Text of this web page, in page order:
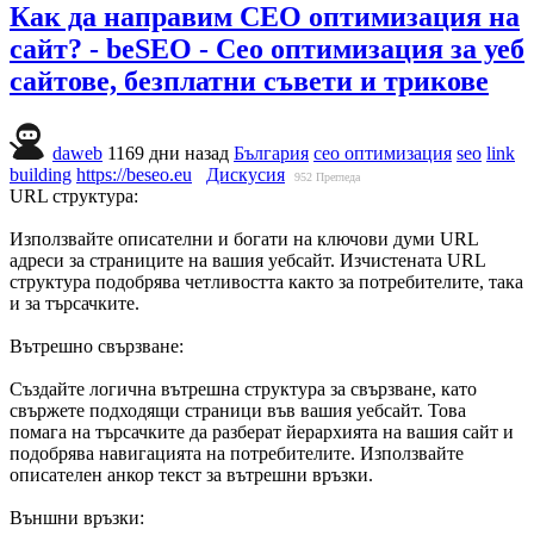
Как да направим СЕО оптимизация на
сайт? - beSEO - Сео оптимизация за уеб
сайтове, безплатни съвети и трикове
daweb 1169 дни назад България сео оптимизация seo link
building https://beseo.eu Дискусия 952 Прегледа
URL структура:
Използвайте описателни и богати на ключови думи URL
адреси за страниците на вашия уебсайт. Изчистената URL
структура подобрява четливостта както за потребителите, така
и за търсачките.
Вътрешно свързване:
Създайте логична вътрешна структура за свързване, като
свържете подходящи страници във вашия уебсайт. Това
помага на търсачките да разберат йерархията на вашия сайт и
подобрява навигацията на потребителите. Използвайте
описателен анкор текст за вътрешни връзки.
Външни връзки: